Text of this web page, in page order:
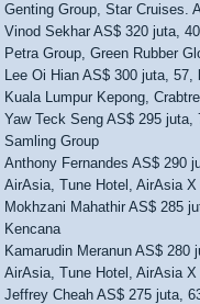
Genting Group, Star Cruises.
Vinod Sekhar AS$ 320 juta,
Petra Group, Green Rubber
Lee Oi Hian AS$ 300 juta, 57,
Kuala Lumpur Kepong,
Yaw Teck Seng AS$ 295 juta,
Samling Group
Anthony Fernandes AS$ 290
AirAsia, Tune Hotel, AirAsia X
Mokhzani Mahathir AS$ 285
Kencana
Kamarudin Meranun AS$ 280
AirAsia, Tune Hotel, AirAsia X
Jeffrey Cheah AS$ 275 juta,